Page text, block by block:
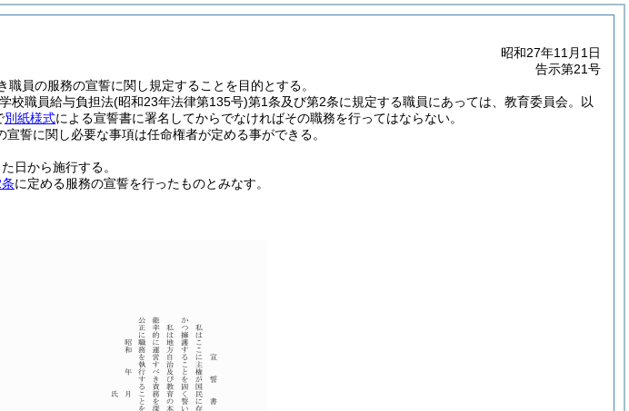
昭和27年11月1日
告示第21号
員の服務の宣誓に関し規定することを目的とする。
校職員給与負担法(昭和23年法律第135号)第1条及び第2条に規定する職員にあっては、教育委員会。以
別紙様式による宣誓書に署名してからでなければその職務を行ってはならない。
誓に関し必要な事項は任命権者が定める事ができる。
日から施行する。
に定める服務の宣誓を行ったものとみなす。